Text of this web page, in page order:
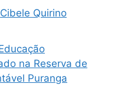
Cibele Quirino